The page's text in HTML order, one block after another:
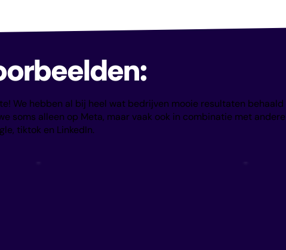
We hebben al bij heel wat bedrijven mooie resultaten
soms alleen op Meta, maar vaak ook in combinatie met andere
tiktok en LinkedIn.